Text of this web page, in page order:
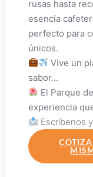
rusas hasta
esencia
perfecto para
únicos.
Vive un
sabor…
El Parque
experiencia
Escríbenos